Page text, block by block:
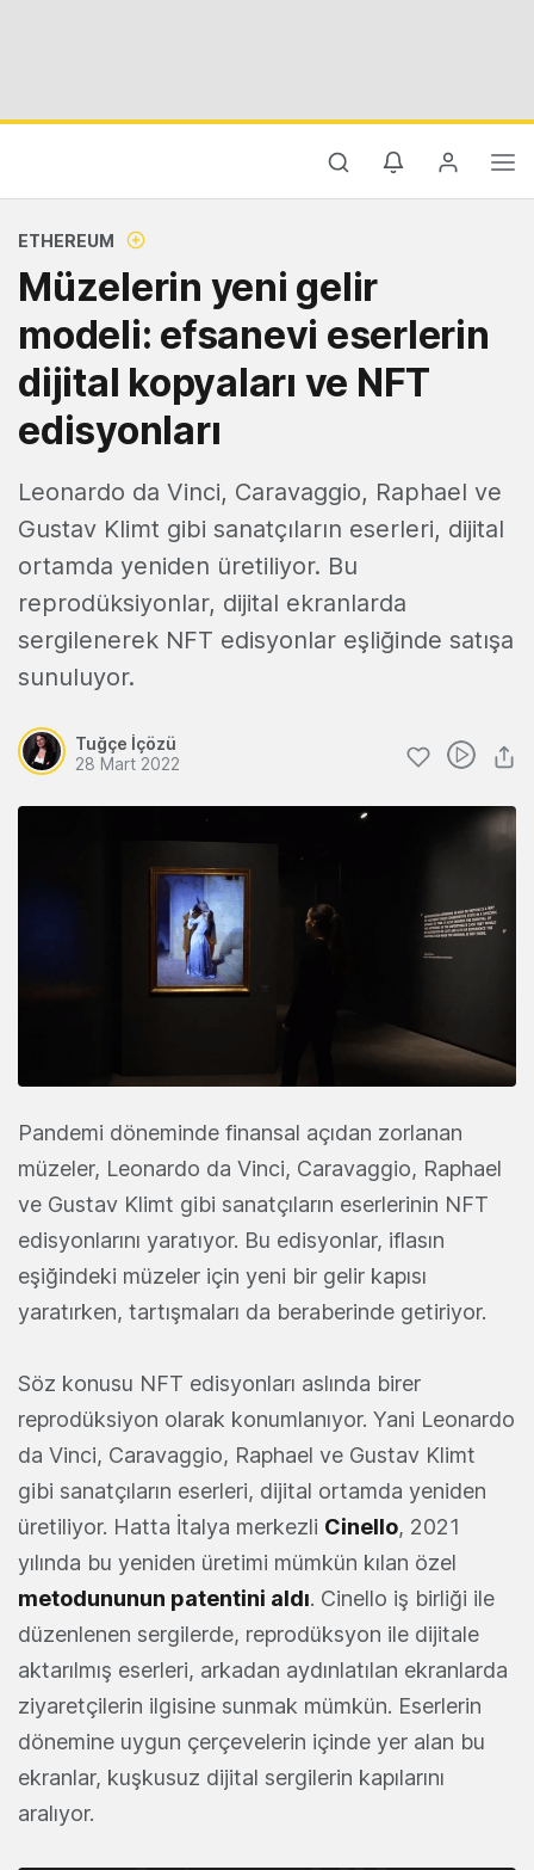
ETHEREUM
Müzelerin yeni gelir
modeli: efsanevi eserlerin
dijital kopyaları ve NFT
edisyonları
Leonardo da Vinci, Caravaggio, Raphael ve
Gustav Klimt gibi sanatçıların eserleri, dijital
ortamda yeniden üretiliyor. Bu
reprodüksiyonlar, dijital ekranlarda
sergilenerek NFT edisyonlar eşliğinde satışa
sunuluyor.
Tuğçe İçözü
28 Mart 2022
Pandemi döneminde finansal açıdan zorlanan
müzeler, Leonardo da Vinci, Caravaggio, Raphael
ve Gustav Klimt gibi sanatçıların eserlerinin NFT
edisyonlarını yaratıyor. Bu edisyonlar, iflasın
eşiğindeki müzeler için yeni bir gelir kapısı
yaratırken, tartışmaları da beraberinde getiriyor.
Söz konusu NFT edisyonları aslında birer
reprodüksiyon olarak konumlanıyor. Yani Leonardo
da Vinci, Caravaggio, Raphael ve Gustav Klimt
gibi sanatçıların eserleri, dijital ortamda yeniden
üretiliyor. Hatta İtalya merkezli Cinello, 2021
yılında bu yeniden üretimi mümkün kılan özel
metodununun patentini aldı. Cinello iş birliği ile
düzenlenen sergilerde, reprodüksyon ile dijitale
aktarılmış eserleri, arkadan aydınlatılan ekranlarda
ziyaretçilerin ilgisine sunmak mümkün. Eserlerin
dönemine uygun çerçevelerin içinde yer alan bu
ekranlar, kuşkusuz dijital sergilerin kapılarını
aralıyor.